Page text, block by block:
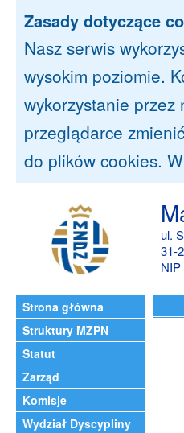
Zasady dotyczące
Nasz serwis
wysokim poziomie.
wykorzystanie przez
przeglądarce
do plików cookies.
ul.
31-
NIP
Strona główna
Struktury MZPN
Statut
Zarząd
Komisje
Wydział Dyscypliny